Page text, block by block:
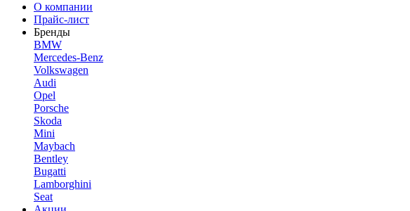
О компании
Прайс-лист
Бренды
BMW
Mercedes-Benz
Volkswagen
Audi
Opel
Porsche
Skoda
Mini
Maybach
Bentley
Bugatti
Lamborghini
Seat